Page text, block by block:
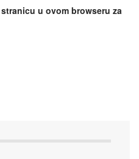
u ovom browseru za